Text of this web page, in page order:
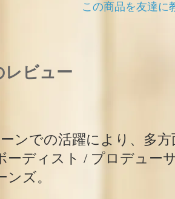
この商品を友達に
レビュー
ンでの活躍により、多
ーディスト / プロデュー
ズ。